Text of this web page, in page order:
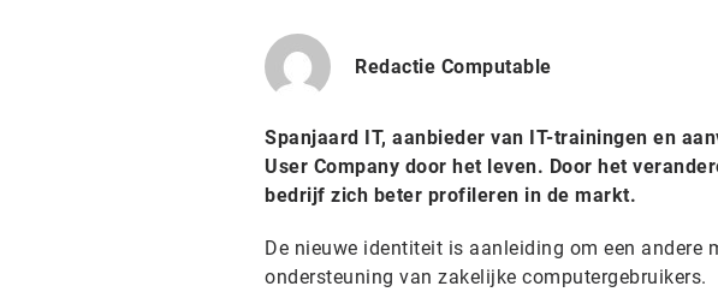
Redactie Computable
Spanjaard IT, aanbieder van IT-trainingen en
User Company door het leven. Door het
bedrijf zich beter profileren in de markt.
De nieuwe identiteit is aanleiding om een andere
ondersteuning van zakelijke computergebruikers.